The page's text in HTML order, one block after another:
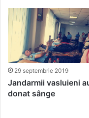
29 septembrie 2019
Jandarmii vasluieni
donat sânge